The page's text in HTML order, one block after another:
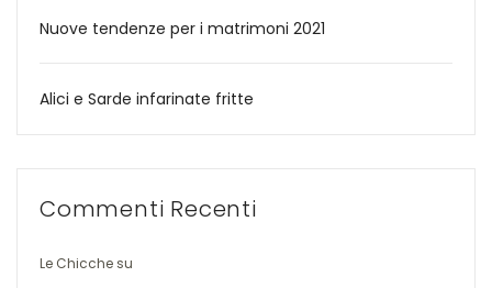
Nuove tendenze per i matrimoni 2021
Alici e Sarde infarinate fritte
Commenti Recenti
Le Chicche su